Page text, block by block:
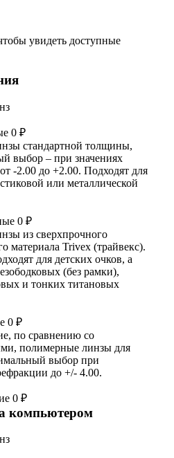
увидеть доступные
0 ₽
стандартной толщины,
выбор – при значениях
-2.00 до +2.00. Подходят для
или металлической
0 ₽
из сверхпрочного
материала Trivex (трайвекс).
для детских очков, а
(без рамки),
и тонких титановых
0 ₽
по сравнению со
полимерные линзы для
выбор при
до +/- 4.00.
0 ₽
компьютером